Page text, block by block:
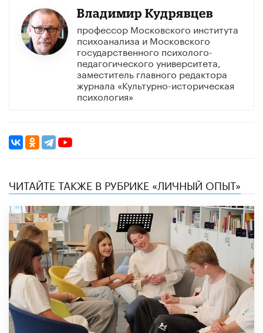
Владимир Кудрявцев
профессор Московского института
психоанализа и Московского
государственного психолого-
педагогического университета,
заместитель главного редактора
журнала «Культурно-историческая
психология»
ЧИТАЙТЕ ТАКЖЕ В РУБРИКЕ «ЛИЧНЫЙ ОПЫТ»